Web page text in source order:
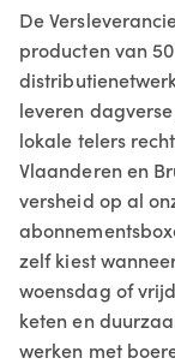
De
producten van
leveren
lokale telers
Vlaanderen en
versheid op al
zelf kiest
woensdag of
keten en
werken met